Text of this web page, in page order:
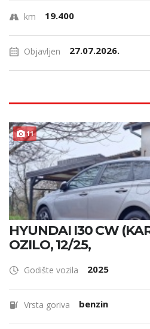
km 19.400
Objavljen 27.07.2026.
11
HYUNDAI I30 CW
OZILO, 12/25,
Godište vozila 2025
Vrsta goriva benzin